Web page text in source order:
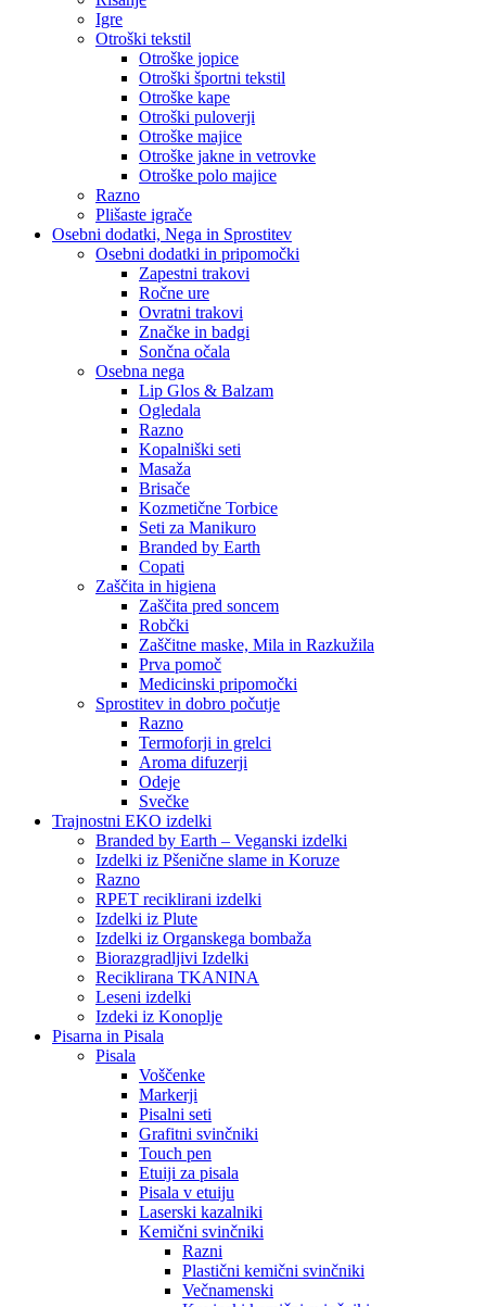
Igre
Otroški tekstil
Otroške jopice
Otroški športni tekstil
Otroške kape
Otroški puloverji
Otroške majice
Otroške jakne in vetrovke
Otroške polo majice
Razno
Plišaste igrače
Osebni dodatki, Nega in Sprostitev
Osebni dodatki in pripomočki
Zapestni trakovi
Ročne ure
Ovratni trakovi
Značke in badgi
Sončna očala
Osebna nega
Lip Glos & Balzam
Ogledala
Razno
Kopalniški seti
Masaža
Brisače
Kozmetične Torbice
Seti za Manikuro
Branded by Earth
Copati
Zaščita in higiena
Zaščita pred soncem
Robčki
Zaščitne maske, Mila in Razkužila
Prva pomoč
Medicinski pripomočki
Sprostitev in dobro počutje
Razno
Termoforji in grelci
Aroma difuzerji
Odeje
Svečke
Trajnostni EKO izdelki
Branded by Earth – Veganski izdelki
Izdelki iz Pšenične slame in Koruze
Razno
RPET reciklirani izdelki
Izdelki iz Plute
Izdelki iz Organskega bombaža
Biorazgradljivi Izdelki
Reciklirana TKANINA
Leseni izdelki
Izdeki iz Konoplje
Pisarna in Pisala
Pisala
Voščenke
Markerji
Pisalni seti
Grafitni svinčniki
Touch pen
Etuiji za pisala
Pisala v etuiju
Laserski kazalniki
Kemični svinčniki
Razni
Plastični kemični svinčniki
Večnamenski